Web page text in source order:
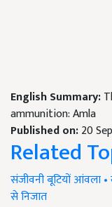
English Summary:
ammunition: Amla
Published on:20
Related
संजीवनीबूटियोंआंवला
से निजात